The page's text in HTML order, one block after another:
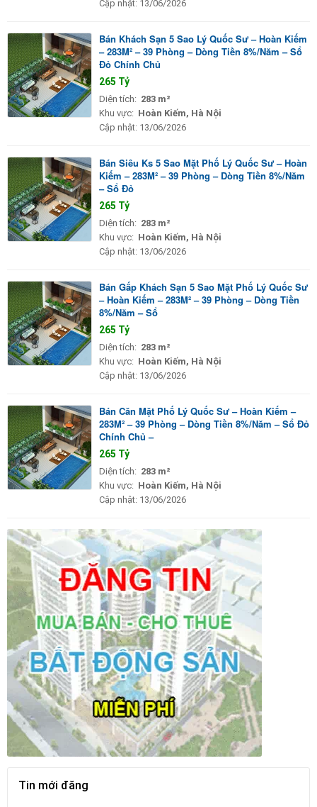
Cập nhật: 13/06/2026
Bán Khách Sạn 5 Sao Lý Quốc Sư – Hoàn Kiếm
– 283M² – 39 Phòng – Dòng Tiền 8%/Năm – Sổ
Đỏ Chính Chủ
265 Tỷ
Diện tích: 283 m²
Khu vực: Hoàn Kiếm, Hà Nội
Cập nhật: 13/06/2026
Bán Siêu Ks 5 Sao Mặt Phố Lý Quốc Sư – Hoàn
Kiếm – 283M² – 39 Phòng – Dòng Tiền 8%/Năm
– Sổ Đỏ
265 Tỷ
Diện tích: 283 m²
Khu vực: Hoàn Kiếm, Hà Nội
Cập nhật: 13/06/2026
Bán Gấp Khách Sạn 5 Sao Mặt Phố Lý Quốc Sư
– Hoàn Kiếm – 283M² – 39 Phòng – Dòng Tiền
8%/Năm – Sổ
265 Tỷ
Diện tích: 283 m²
Khu vực: Hoàn Kiếm, Hà Nội
Cập nhật: 13/06/2026
Bán Căn Mặt Phố Lý Quốc Sư – Hoàn Kiếm –
283M² – 39 Phòng – Dòng Tiền 8%/Năm – Sổ Đỏ
Chính Chủ –
265 Tỷ
Diện tích: 283 m²
Khu vực: Hoàn Kiếm, Hà Nội
Cập nhật: 13/06/2026
Tin mới đăng